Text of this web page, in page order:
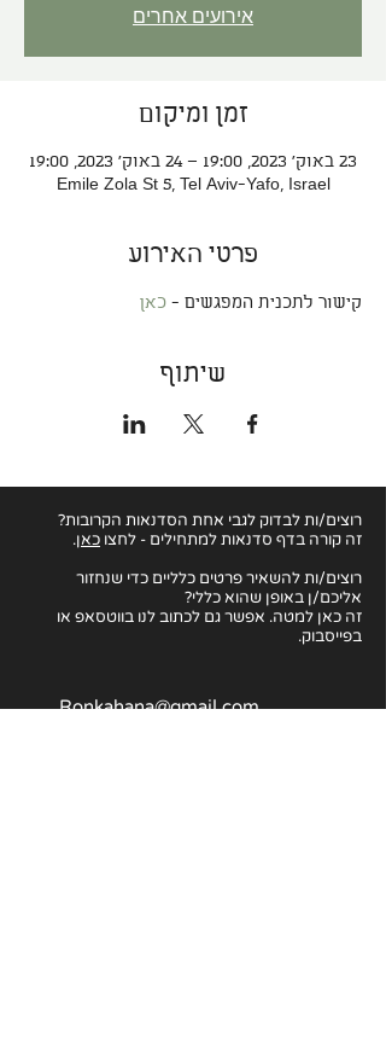
אירועים אחרים
זמן ומיקום
23 באוק׳ 2023, 19:00 – 24 באוק׳ 2023, 19:00
Emile Zola St 5, Tel Aviv-Yafo, Israel
פרטי האירוע
קישור לתכנית המפגשים - כאן
שיתוף
רוצים/ות לבדוק לגבי אחת הסדנאות הקרובות?
זה קורה בדף סדנאות למתחילים - לחצו כאן.
רוצים/ות להשאיר פרטים כלליים כדי שנחזור
אליכם/ן באופן שהוא כללי?
זה כאן למטה. אפשר גם לכתוב לנו בווטסאפ או
בפייסבוק.
Ronkahana@gmail.com